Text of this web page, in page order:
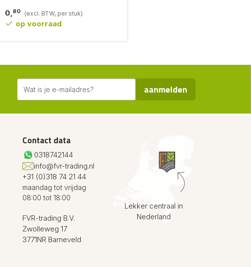
0,80 (excl. BTW, per stuk)
op voorraad
aanmelden
Contact data
0318742144
info@fvr-trading.nl
+31 (0)318 74 21 44
maandag tot vrijdag
08:00 tot 18:00
FVR-trading B.V.
Zwolleweg 17
3771NR Barneveld
Lekker centraal in
Nederland